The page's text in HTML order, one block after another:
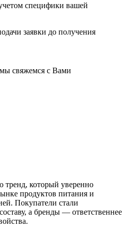
специфики вашей
заявки до получения
свяжемся с Вами
тренд, который уверенно
продуктов питания и
Покупатели стали
а бренды — ответственнее